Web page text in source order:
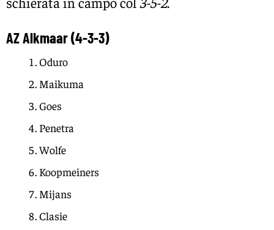
AZ Alkmaar (4-3-3)
Oduro
Maikuma
Goes
Penetra
Wolfe
Koopmeiners
Mijans
Clasie